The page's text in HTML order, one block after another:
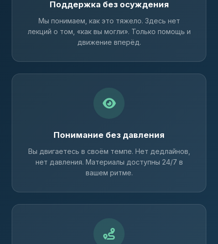
Поддержка без осуждения
Мы понимаем, как это тяжело. Здесь нет
лекций о том, «как вы могли». Только помощь и
движение вперёд.
Понимание без давления
Вы двигаетесь в своём темпе. Нет дедлайнов,
нет давления. Материалы доступны 24/7 в
вашем ритме.